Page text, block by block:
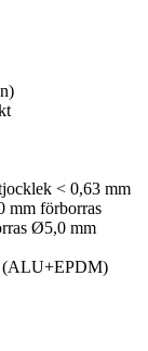
< 0,63 mm
mm förborras
Ø5,0 mm
(ALU+EPDM)